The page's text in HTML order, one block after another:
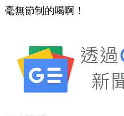
毫無節制的喝啊！